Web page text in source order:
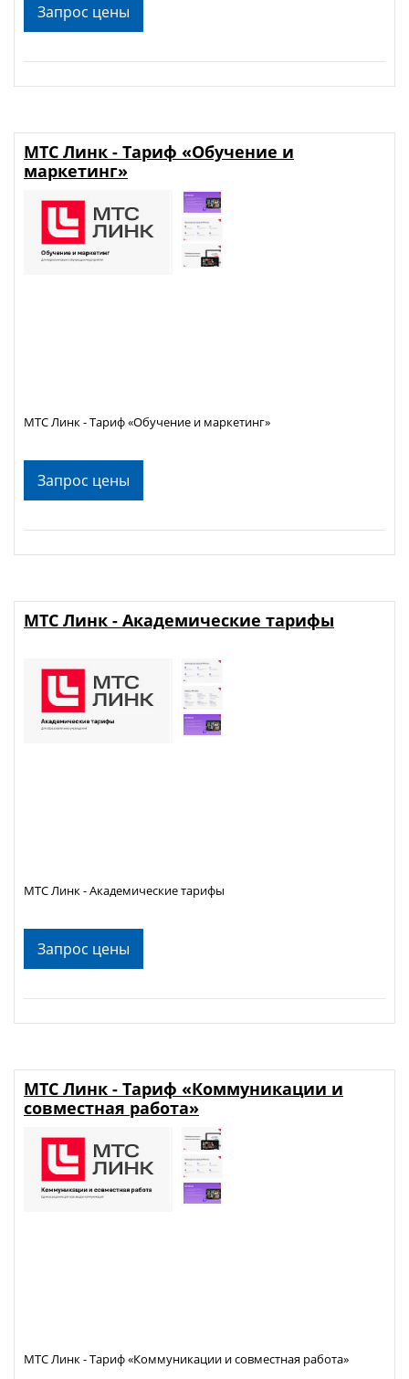
Запрос цены
Запрос цены
МТС Линк - Тариф «Обучение и
маркетинг»
МТС Линк - Тариф «Обучение и маркетинг»
Запрос цены
МТС Линк - Академические тарифы
МТС Линк - Академические тарифы
МТС Линк - Тариф «Коммуникации и
совместная работа»
МТС Линк - Тариф «Коммуникации и совместная работа»